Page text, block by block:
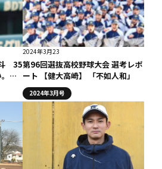
斗 35
無
い
2024年3月23
第96回選抜高校野球大会 選考レポ
ート 【健大高崎】 「不如人和」
2024年3月号